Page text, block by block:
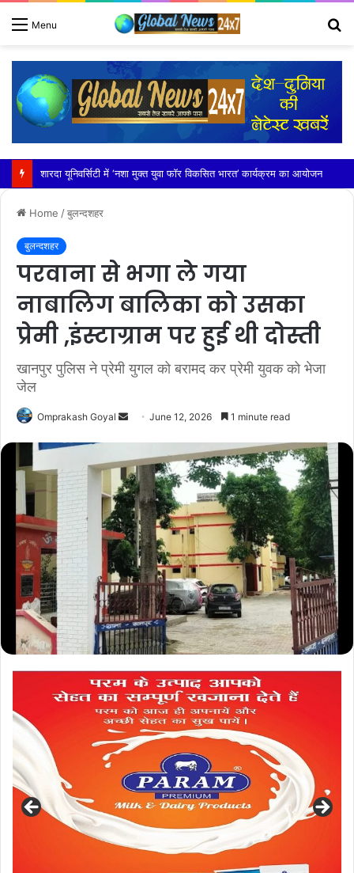
Menu
शारदा यूनिवर्सिटी में ‘नशा मुक्त युवा फॉर विकसित भारत’ कार्यक्रम का आयोजन
Home /बुलन्दशहर
बुलन्दशहर
परवाना से भगा ले गया
नाबालिग बालिका को उसका
प्रेमी ,इंस्टाग्राम पर हुई थी दोस्ती
खानपुर पुलिस ने प्रेमी युगल को बरामद कर प्रेमी युवक को भेजा
जेल
Omprakash Goyal
Send June 12, 2026 1 minute read